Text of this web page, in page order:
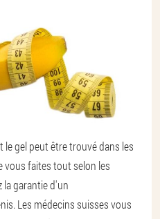
gel peut être trouvé dans les
vous faites tout selon les
la garantie d'un
Les médecins suisses vous